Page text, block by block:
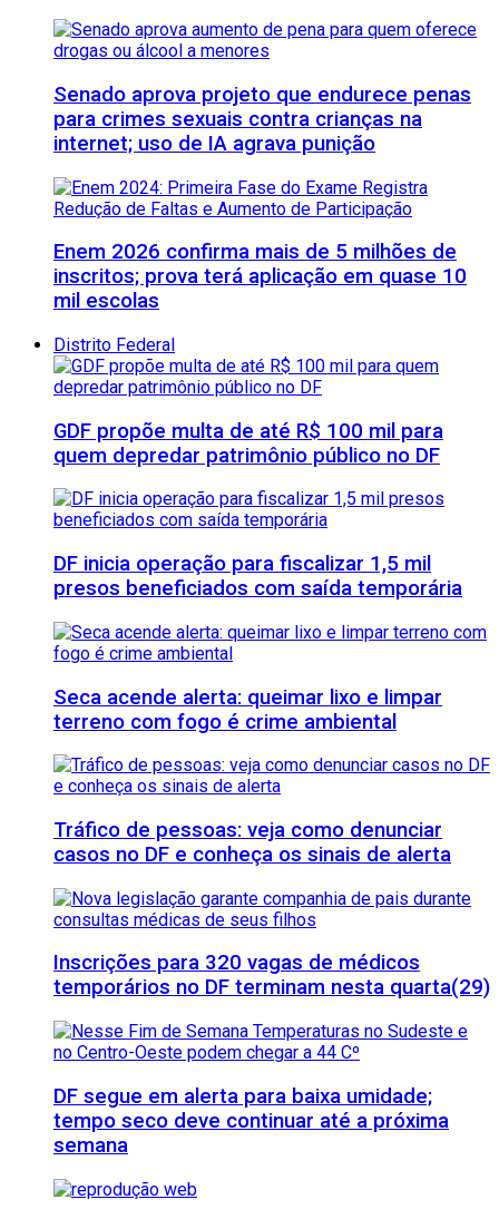
Senado aprova projeto que endurece penas
para crimes sexuais contra crianças na
internet; uso de IA agrava punição
Enem 2026 confirma mais de 5 milhões de
inscritos; prova terá aplicação em quase 10
mil escolas
Distrito Federal
GDF propõe multa de até R$ 100 mil para
quem depredar patrimônio público no DF
DF inicia operação para fiscalizar 1,5 mil
presos beneficiados com saída temporária
Seca acende alerta: queimar lixo e limpar
terreno com fogo é crime ambiental
Tráfico de pessoas: veja como denunciar
casos no DF e conheça os sinais de alerta
Inscrições para 320 vagas de médicos
temporários no DF terminam nesta quarta(29)
DF segue em alerta para baixa umidade;
tempo seco deve continuar até a próxima
semana